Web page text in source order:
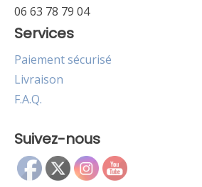
06 63 78 79 04
Services
Paiement sécurisé
Livraison
F.A.Q.
Suivez-nous